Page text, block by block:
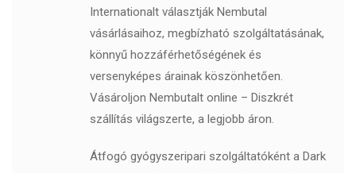
Internationalt választják Nembutal
vásárlásaihoz, megbízható szolgáltatásának,
könnyű hozzáférhetőségének és
versenyképes árainak köszönhetően.
Vásároljon Nembutalt online – Diszkrét
szállítás világszerte, a legjobb áron.
Átfogó gyógyszeripari szolgáltatóként a Dark